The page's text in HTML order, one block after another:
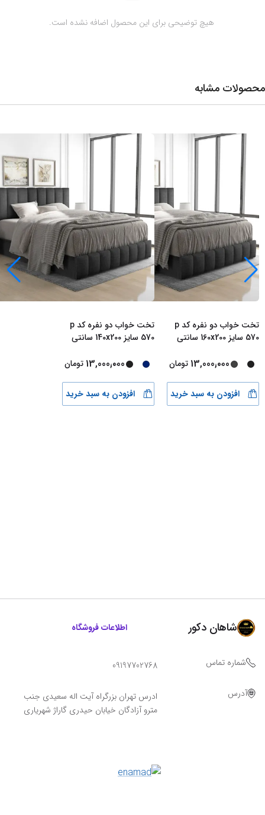
محصولات مشابه
تخت خواب دو نفره کد p
570 سایز 160x200 سانتی
...
13,000,000 تومان
افزودن به سبد خرید
تخت خواب دو نفره کد p
570 سایز 140x200 سانتی
...
13,000,000 تومان
افزودن به سبد خرید
شاهان دکور اطلاعات فروشگاه
شماره تماس 09197702768
آدرس
ادرس تهران بزرگراه آیت اله سعیدی جنب
مترو آزادگان خیابان حیدری گاراژ شهریاری